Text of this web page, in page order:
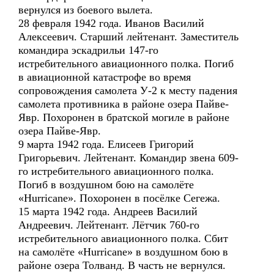
вернулся из боевого вылета.
28 февраля 1942 года. Иванов Василий
Алексеевич. Старший лейтенант. Заместитель
командира эскадрильи 147-го
истребительного авиационного полка. Погиб
в авиационной катастрофе во время
сопровождения самолета У-2 к месту падения
самолета противника в районе озера Пайве-
Явр. Похоронен в братской могиле в районе
озера Пайве-Явр.
9 марта 1942 года. Елисеев Григорий
Григорьевич. Лейтенант. Командир звена 609-
го истребительного авиационного полка.
Погиб в воздушном бою на самолёте
«Hurricane». Похоронен в посёлке Сегежа.
15 марта 1942 года. Андреев Василий
Андреевич. Лейтенант. Лётчик 760-го
истребительного авиационного полка. Сбит
на самолёте «Hurricane» в воздушном бою в
районе озера Толванд. В часть не вернулся.